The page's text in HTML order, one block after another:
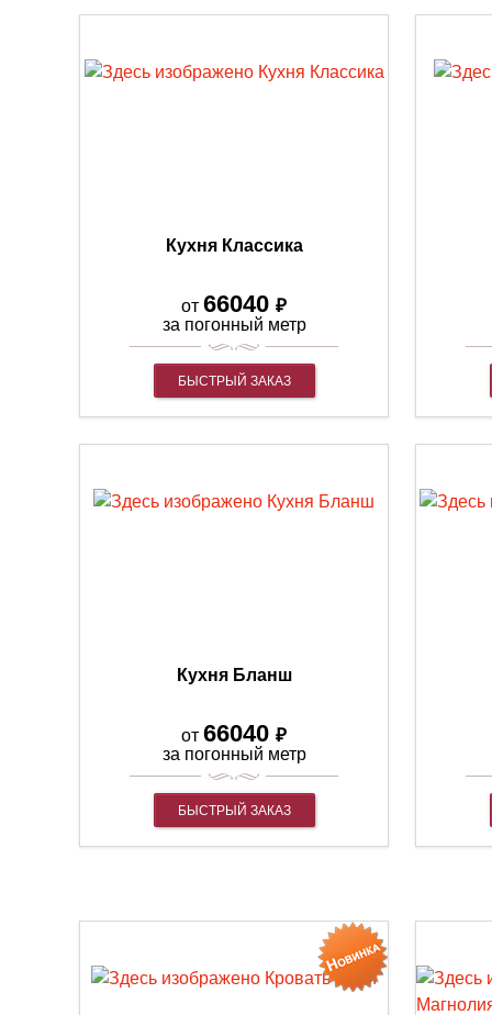
Кухня Классика
от 66040 ₽
за погонный метр
БЫСТРЫЙ ЗАКАЗ
Кухня Бланш
от 66040 ₽
за погонный метр
БЫСТРЫЙ ЗАКАЗ